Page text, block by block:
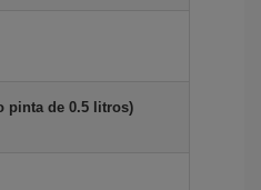
pinta de 0.5 litros)